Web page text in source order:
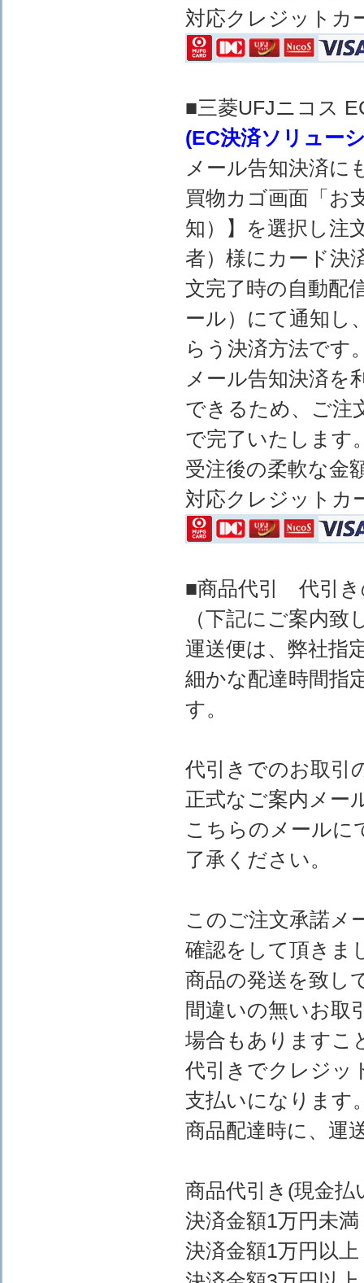
対応クレジットカ
■三菱UFJニコス
(EC決済ソリュー
メール告知決済に
買物カゴ画面「お
知）】を選択し注
者）様にカード決
文完了時の自動配
ール）にて通知し
らう決済方法です
メール告知決済を
できるため、ご注
で完了いたします
受注後の柔軟な金
対応クレジットカ
■商品代引 代引き
（下記にご案内
運送便は、弊社指
細かな配達時間指
す。
代引きでのお取引
正式なご案内メー
こちらのメールに
了承ください。
このご注文承諾メ
確認をして頂きま
商品の発送を致し
間違いの無いお取
場合もありますこ
代引きでクレジッ
支払いになります
商品配達時に、運
商品代引き(現金
決済金額1万
決済金額1万円以